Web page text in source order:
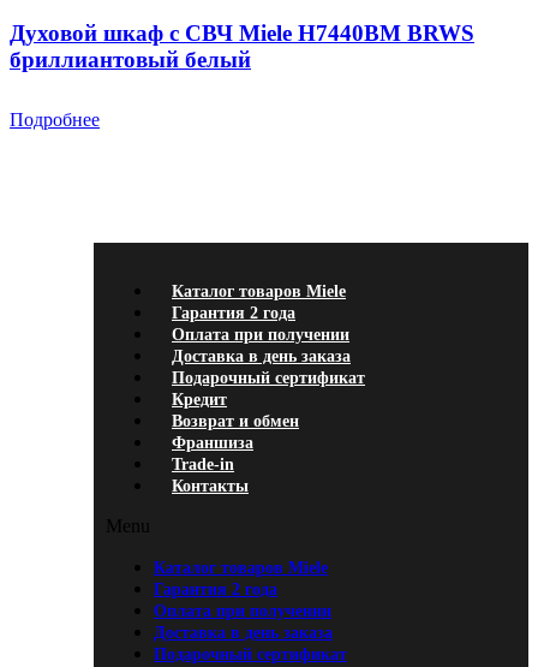
Духовой шкаф с СВЧ Miele H7440BM BRWS
бриллиантовый белый
Подробнее
Каталог товаров Miele
Гарантия 2 года
Оплата при получении
Доставка в день заказа
Подарочный сертификат
Кредит
Возврат и обмен
Франшиза
Trade-in
Контакты
Menu
Каталог товаров Miele
Гарантия 2 года
Оплата при получении
Доставка в день заказа
Подарочный сертификат